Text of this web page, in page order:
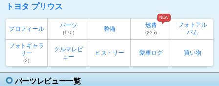
トヨタ プリウス
プロフィール パーツ
(170)
整備 燃費
(235)
NEW
フォトアル
バム
フォトギャラ
リー
(2)
クルマレビ
ュー
ヒストリー 愛車ログ 買い物
パーツレビュー一覧